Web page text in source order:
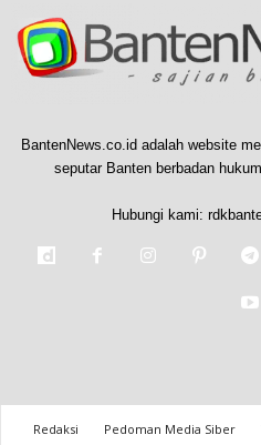
BantenNews.co.id adalah website
seputar Banten berbadan
Hubungi kami:
Redaksi Pedoman Media Siber